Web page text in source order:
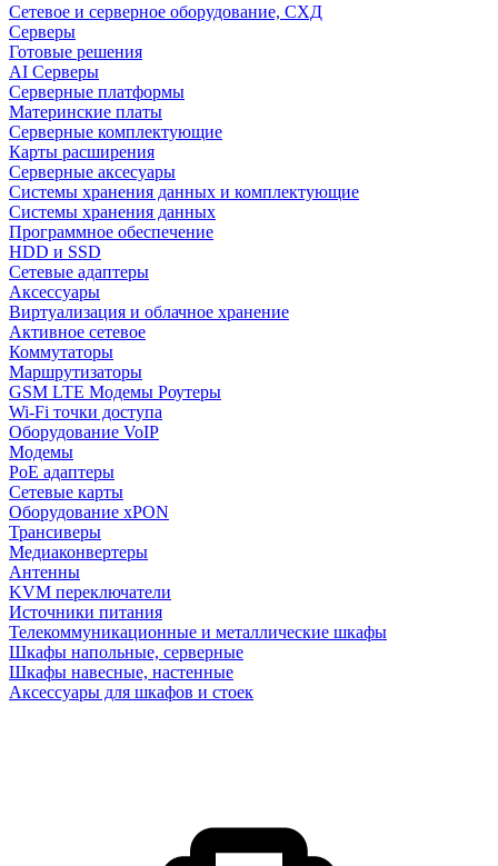
Сетевое и серверное оборудование, СХД
Cерверы
Готовые решения
AI Серверы
Серверные платформы
Материнские платы
Серверные комплектующие
Карты расширения
Серверные аксесуары
Системы хранения данных и комплектующие
Системы хранения данных
Программное обеспечение
HDD и SSD
Сетевые адаптеры
Аксессуары
Виртуализация и облачное хранение
Активное сетевое
Коммутаторы
Маршрутизаторы
GSM LTE Модемы Роутеры
Wi-Fi точки доступа
Оборудование VoIP
Модемы
PoE адаптеры
Сетевые карты
Оборудование xPON
Трансиверы
Медиаконвертеры
Антенны
KVM переключатели
Источники питания
Телекоммуникационные и металлические шкафы
Шкафы напольные, серверные
Шкафы навесные, настенные
Аксессуары для шкафов и стоек